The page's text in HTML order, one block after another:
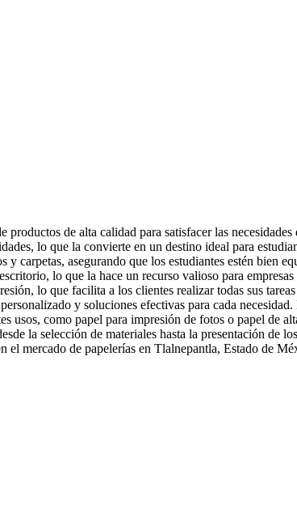
de alta calidad para satisfacer las necesidades
lo que la convierte en un destino ideal para
carpetas, asegurando que los estudiantes estén bien
lo que la hace un recurso valioso para
lo que facilita a los clientes realizar todas sus
y soluciones efectivas para cada
usos, como papel para impresión de fotos o papel de
la selección de materiales hasta la presentación de
el mercado de papelerías en Tlalnepantla, Estado de